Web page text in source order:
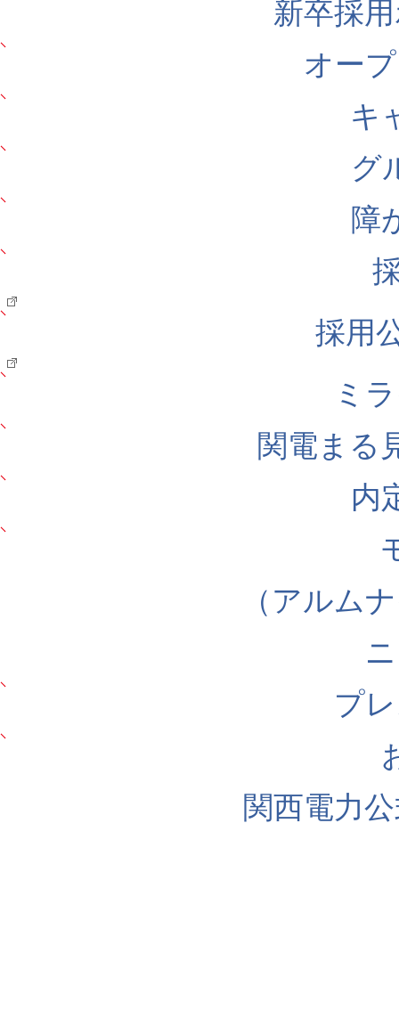
新卒採
オー
キ
グ
障
採用
ミ
関電まる
内
（アルム
プ
関西電力